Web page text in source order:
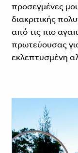
προσεγμένες
διακριτικής
από τις πιο
πρωτεύουσας
εκλεπτυσμένη